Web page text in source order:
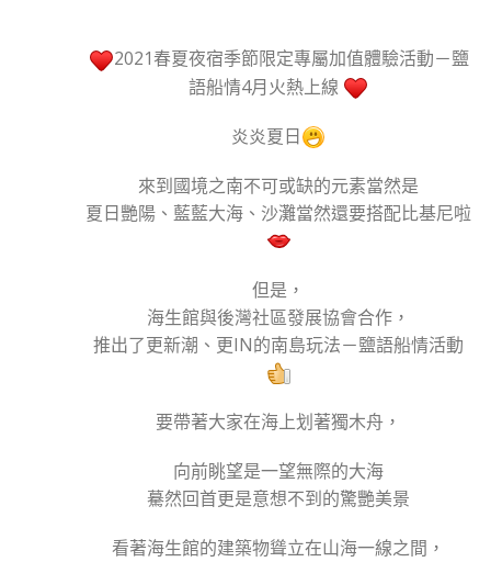
2021春夏夜宿季節限定專屬加值體驗活動－鹽
語船情4月火熱上線
炎炎夏日
來到國境之南不可或缺的元素當然是
夏日艷陽、藍藍大海、沙灘當然還要搭配比基尼啦
但是，
海生館與後灣社區發展協會合作，
推出了更新潮、更IN的南島玩法－鹽語船情活動
要帶著大家在海上划著獨木舟，
向前眺望是一望無際的大海
驀然回首更是意想不到的驚艷美景
看著海生館的建築物聳立在山海一線之間，